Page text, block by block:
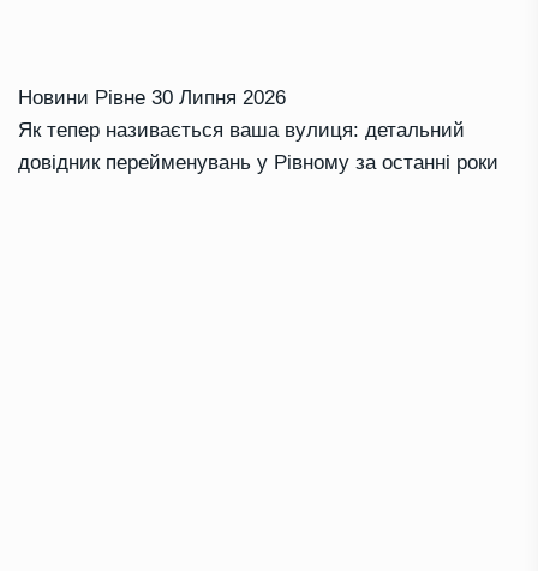
Новини Рівне 30 Липня 2026
Як тепер називається ваша вулиця: детальний
довідник перейменувань у Рівному за останні роки